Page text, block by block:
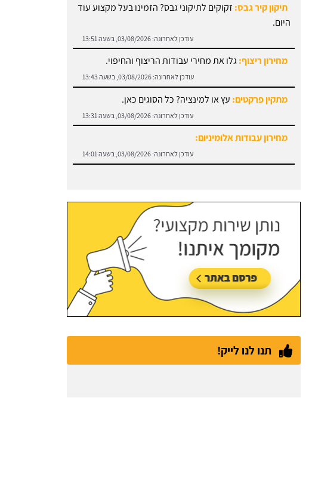
תיקון קיר גבס: זקוקים לתיקוני גבס? הזמינו בעל מקצוע עוד
היום.
עודכן לאחרונה: 03/08/2026, בשעה 13:51
מחירון ריצוף:גלו את מחירי עבודות הריצוף והחיפוי.
עודכן לאחרונה: 03/08/2026, בשעה 13:43
מתקין פרקטים: עץ או למינציה? כל הסוגים כאן.
עודכן לאחרונה: 03/08/2026, בשעה 13:31
מחירון עבודות אלומיניום:
עודכן לאחרונה: 03/08/2026, בשעה 14:01
תנו לנו לייק!